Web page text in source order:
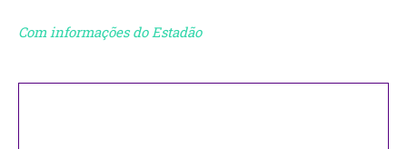
Com informações do Estadão